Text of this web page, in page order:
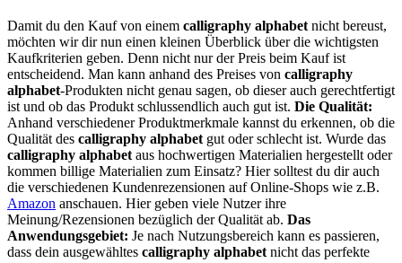
Damit du den Kauf von einem calligraphy alphabet nicht bereust,
möchten wir dir nun einen kleinen Überblick über die wichtigsten
Kaufkriterien geben. Denn nicht nur der Preis beim Kauf ist
entscheidend. Man kann anhand des Preises von calligraphy
alphabet-Produkten nicht genau sagen, ob dieser auch gerechtfertigt
ist und ob das Produkt schlussendlich auch gut ist. Die Qualität:
Anhand verschiedener Produktmerkmale kannst du erkennen, ob die
Qualität des calligraphy alphabet gut oder schlecht ist. Wurde das
calligraphy alphabet aus hochwertigen Materialien hergestellt oder
kommen billige Materialien zum Einsatz? Hier solltest du dir auch
die verschiedenen Kundenrezensionen auf Online-Shops wie z.B.
Amazon anschauen. Hier geben viele Nutzer ihre
Meinung/Rezensionen bezüglich der Qualität ab. Das
Anwendungsgebiet: Je nach Nutzungsbereich kann es passieren,
dass dein ausgewähltes calligraphy alphabet nicht das perfekte